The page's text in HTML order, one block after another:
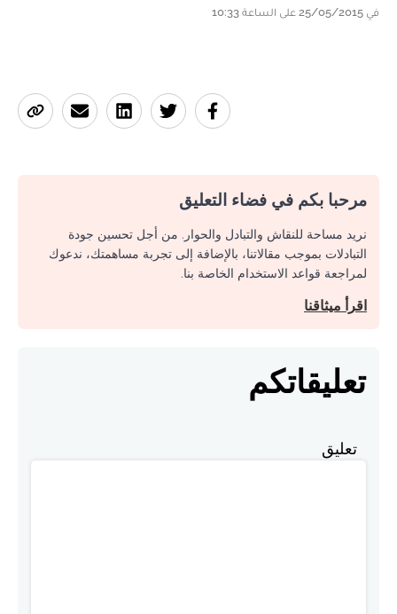
في 25/05/2015 على الساعة 10:33
مرحبا بكم في فضاء التعليق
نريد مساحة للنقاش والتبادل والحوار. من أجل تحسين جودة
التبادلات بموجب مقالاتنا، بالإضافة إلى تجربة مساهمتك، ندعوك
لمراجعة قواعد الاستخدام الخاصة بنا.
اقرأ ميثاقنا
تعليقاتكم
تعليق